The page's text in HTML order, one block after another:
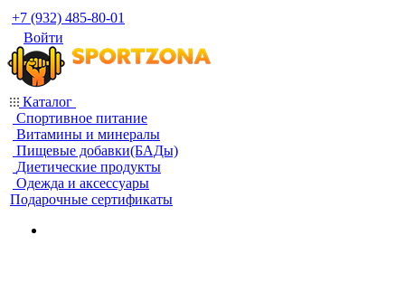
+7 (932) 485-80-01
Войти
Каталог
Спортивное питание
Витамины и минералы
Пищевые добавки(БАДы)
Диетические продукты
Одежда и аксессуары
Подарочные сертификаты